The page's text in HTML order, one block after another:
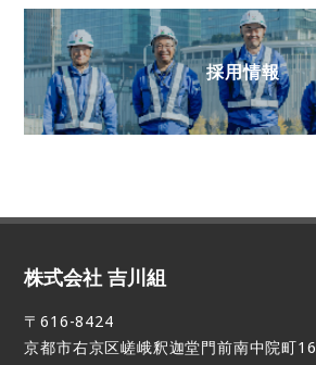
採用情報
株式会社 吉川組
〒616-8424
京都市右京区嵯峨釈迦堂門前南中院町16